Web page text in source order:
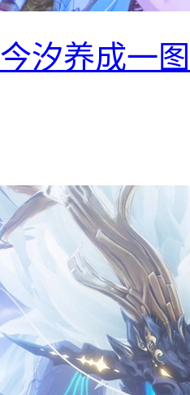
汐养成一